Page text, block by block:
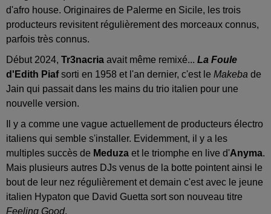
d'afro house. Originaires de Palerme en Sicile, les trois
producteurs revisitent régulièrement des morceaux connus,
parfois très connus.
Début 2024, Tr3nacria avait même remixé... La Foule
d'Edith Piafsorti en 1958 et l'an dernier, c'est le Makeba de
Jain qui passait dans les mains du trio italien pour une
nouvelle version.
Il y a comme une vague actuellement de producteurs électro
italiens qui semble s'installer. Evidemment, il y a les
multiples succès de Meduza et le triomphe en live d'Anyma.
Mais plusieurs autres DJs venus de la botte pointent ainsi le
bout de leur nez régulièrement et demain c'est avec le jeune
italien Hypaton que David Guetta sort son nouveau titre
Feeling Good.